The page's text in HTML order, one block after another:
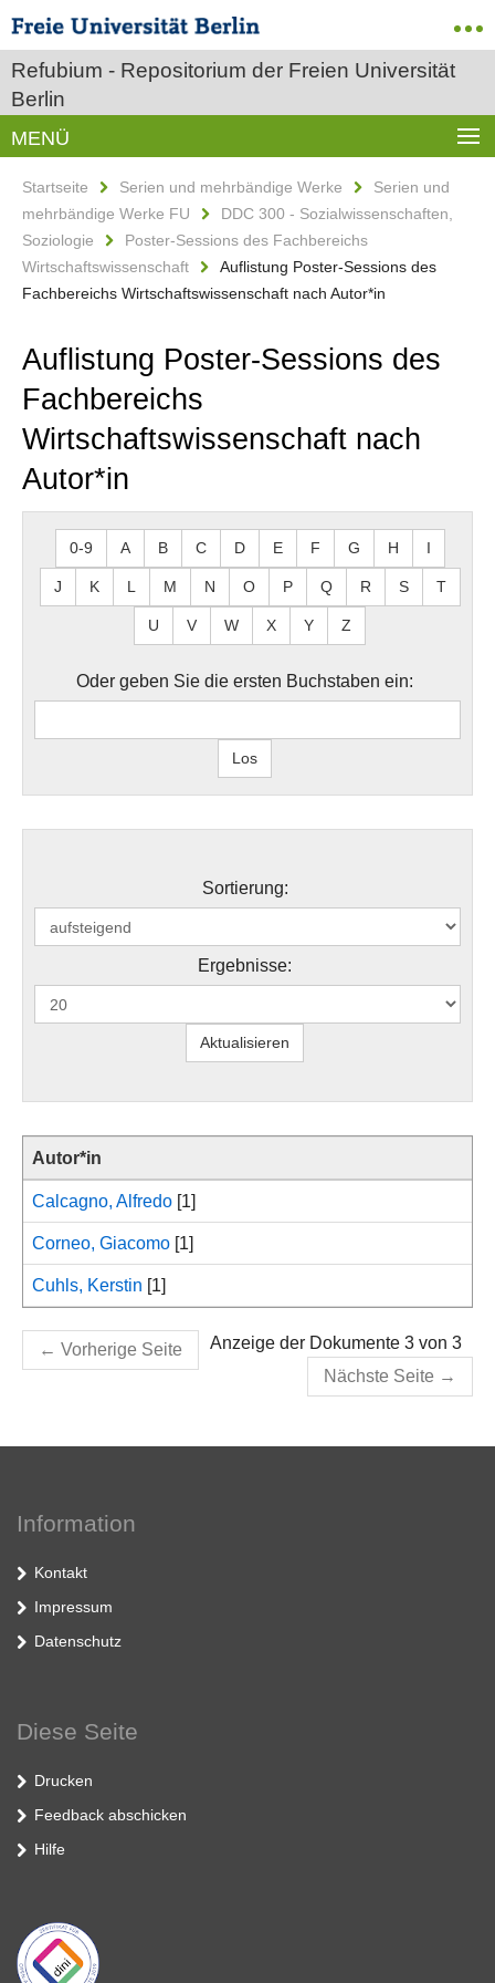
Refubium - Repositorium der Freien Universität
Berlin
MENÜ
Startseite Serien und mehrbändige Werke
Serien und
mehrbändige Werke FU
DDC 300 - Sozialwissenschaften,
Soziologie
Poster-Sessions des Fachbereichs
Wirtschaftswissenschaft
Auflistung Poster-Sessions des
Fachbereichs Wirtschaftswissenschaft nach Autor*in
Auflistung Poster-Sessions des
Fachbereichs
Wirtschaftswissenschaft nach
Autor*in
0-9 A B C D E F G H I
J K L M N O P Q R S T
U V W X Y Z
Oder geben Sie die ersten Buchstaben ein:
Sortierung:
Ergebnisse:
Autor*in
Calcagno, Alfredo [1]
Corneo, Giacomo [1]
Cuhls, Kerstin [1]
← Vorherige Seite
Anzeige der Dokumente 3 von 3
Nächste Seite →
Information
Kontakt
Impressum
Datenschutz
Diese Seite
Drucken
Feedback abschicken
Hilfe